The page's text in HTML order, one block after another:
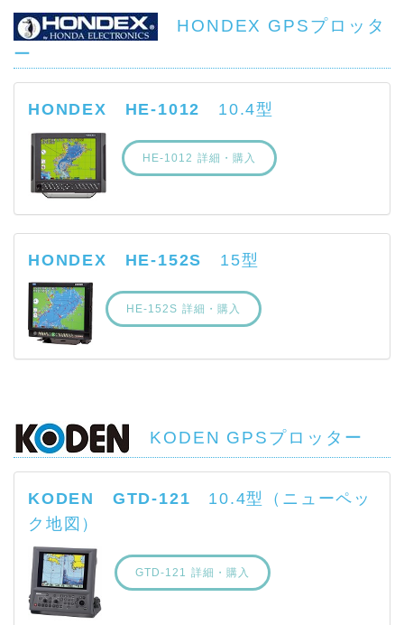
HONDEX GPSプロッタ
ー
HONDEX HE-1012 10.4型
HE-1012 詳細・購入
HONDEX HE-152S 15型
HE-152S 詳細・購入
KODEN GPSプロッター
KODEN GTD-121 10.4型（ニューペッ
ク地図）
GTD-121 詳細・購入